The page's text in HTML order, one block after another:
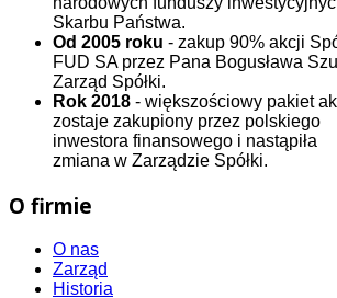
Skarbu Państwa.
Od 2005 roku - zakup 90% akcji
FUD SA przez Pana Bogusława
Zarząd Spółki.
Rok 2018 - większościowy pakiet
zostaje zakupiony przez polskiego
inwestora finansowego i nastąpiła
zmiana w Zarządzie Spółki.
O firmie
O nas
Zarząd
Historia